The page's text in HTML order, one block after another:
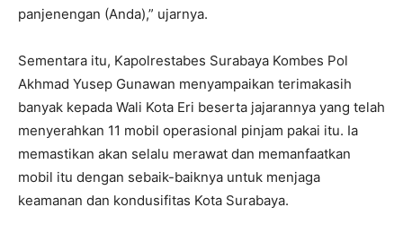
panjenengan (Anda),” ujarnya.
Sementara itu, Kapolrestabes Surabaya Kombes Pol
Akhmad Yusep Gunawan menyampaikan terimakasih
banyak kepada Wali Kota Eri beserta jajarannya yang telah
menyerahkan 11 mobil operasional pinjam pakai itu. Ia
memastikan akan selalu merawat dan memanfaatkan
mobil itu dengan sebaik-baiknya untuk menjaga
keamanan dan kondusifitas Kota Surabaya.